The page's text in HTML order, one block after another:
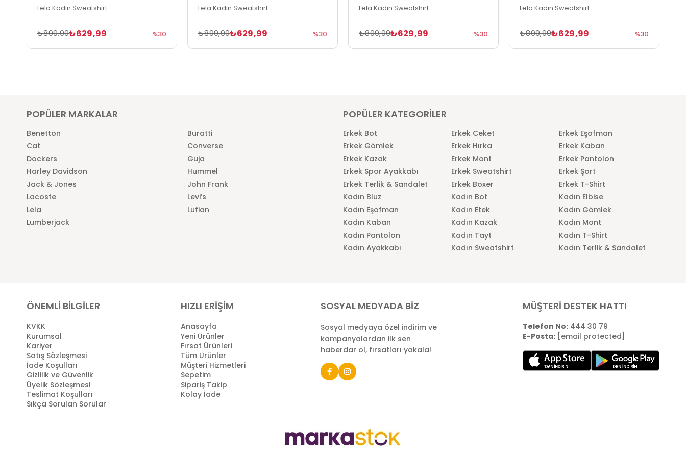
Lela Kadın Sweatshirt
₺629,99
₺899,99 %30
Lela Kadın Sweatshirt
₺629,99
₺899,99 %30
Lela Kadın Sweatshirt
₺629,99
₺899,99 %30
Lela Kadın Sweatshirt
₺629,99
₺899,99 %30
POPÜLER MARKALAR
Benetton
Buratti
Cat
Converse
Dockers
Guja
Harley Davidson
Hummel
Jack & Jones
John Frank
Lacoste
Levi’s
Lela
Lufian
Lumberjack
POPÜLER KATEGORİLER
Erkek Bot Erkek Ceket
Erkek Eşofman
Erkek Gömlek
Erkek Hırka
Erkek Kaban
Erkek Kazak
Erkek Mont
Erkek Pantolon
Erkek Spor Ayakkabı
Erkek Sweatshirt
Erkek Şort
Erkek Terlik & Sandalet
Erkek Boxer
Erkek T-Shirt
Kadın Bluz
Kadın Bot
Kadın Elbise
Kadın Eşofman
Kadın Etek
Kadın Gömlek
Kadın Kaban
Kadın Kazak
Kadın Mont
Kadın Pantolon
Kadın Tayt
Kadın T-Shirt
Kadın Ayakkabı
Kadın Sweatshirt Kadın Terlik & Sandalet
ÖNEMLİ BİLGİLER
KVKK
Kurumsal
Kariyer
Satış Sözleşmesi
İade Koşulları
Gizlilik ve Güvenlik
Üyelik Sözleşmesi
Teslimat Koşulları
Sıkça Sorulan Sorular
HIZLI ERİŞİM
Anasayfa
Yeni Ürünler
Fırsat Ürünleri
Tüm Ürünler
Müşteri Hizmetleri
Sepetim
Sipariş Takip
Kolay İade
SOSYAL MEDYADA BİZ
Sosyal medyaya özel indirim ve
kampanyalardan ilk sen
haberdar ol, fırsatları yakala!
MÜŞTERİ DESTEK HATTI
Telefon No:444 30 79
E-Posta: [email protected]